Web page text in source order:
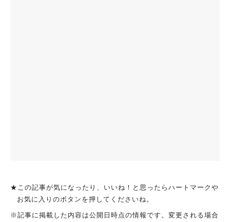
★この記事が気になったり、いいね！と思ったらハートマークや
お気に入りのボタンを押してくださいね。
※記事に掲載した内容は公開日時点の情報です。変更される場合